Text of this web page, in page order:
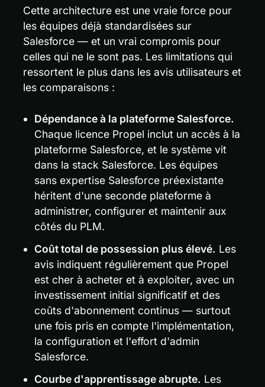
Cette architecture est une vraie force pour
les équipes déjà standardisées sur
Salesforce — et un vrai compromis pour
celles qui ne le sont pas. Les limitations qui
ressortent le plus dans les avis utilisateurs et
les comparaisons :
Dépendance à la plateforme Salesforce.
Chaque licence Propel inclut un accès à la
plateforme Salesforce, et le système vit
dans la stack Salesforce. Les équipes
sans expertise Salesforce préexistante
héritent d'une seconde plateforme à
administrer, configurer et maintenir aux
côtés du PLM.
Coût total de possession plus élevé. Les
avis indiquent régulièrement que Propel
est cher à acheter et à exploiter, avec un
investissement initial significatif et des
coûts d'abonnement continus — surtout
une fois pris en compte l'implémentation,
la configuration et l'effort d'admin
Salesforce.
Courbe d'apprentissage abrupte. Les